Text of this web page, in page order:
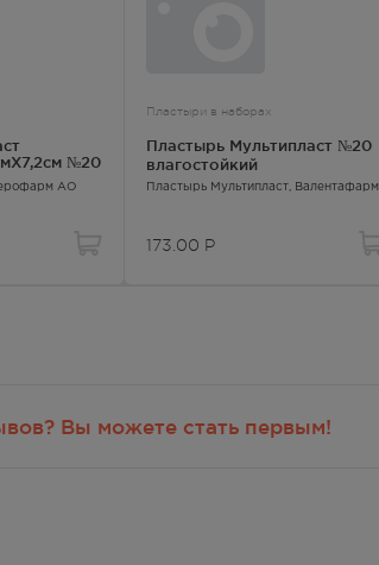
№20
АО
Пластыри в наборах
Пластырь Мультипласт №20
влагостойкий
Пластырь Мультипласт, Валентафарм
173.00 Р
Вы можете стать первым!